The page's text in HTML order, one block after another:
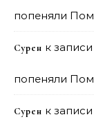
попеняли
Сурен к записи
попеняли
Сурен к записи